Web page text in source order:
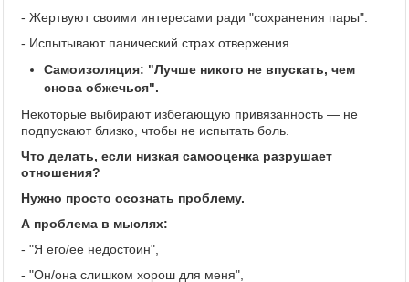
- Жертвуют своими интересами ради "сохранения пары".
- Испытывают панический страх отвержения.
Самоизоляция: "Лучше никого не впускать, чем
снова обжечься".
Некоторые выбирают избегающую привязанность — не
подпускают близко, чтобы не испытать боль.
Что делать, если низкая самооценка разрушает
отношения?
Нужно просто осознать проблему.
А проблема в мыслях:
- "Я его/ее недостоин",
- "Он/она слишком хорош для меня",